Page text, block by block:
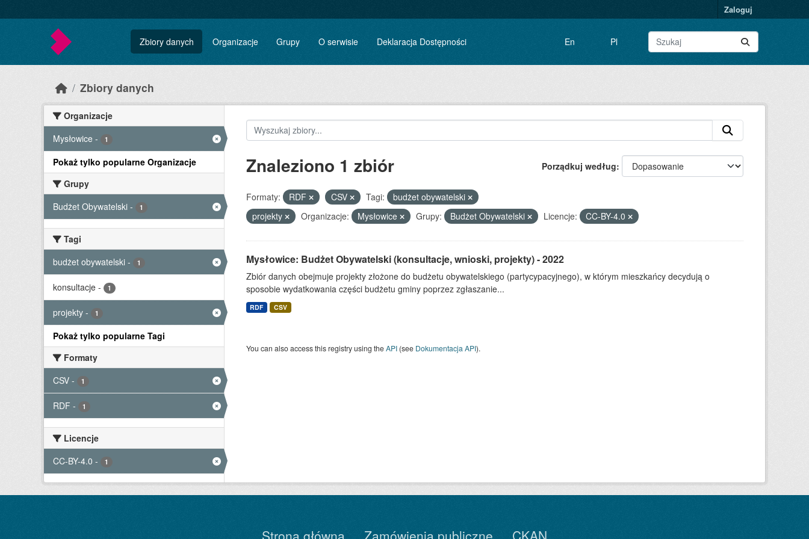
Zaloguj
Zbiory danych Organizacje Grupy O serwisie Deklaracja Dostępności En Pl
Zbiory danych
Organizacje
Mysłowice - 1
Pokaż tylko popularne Organizacje
Grupy
Budżet Obywatelski - 1
Tagi
budżet obywatelski - 1
konsultacje - 1
projekty - 1
Pokaż tylko popularne Tagi
Formaty
CSV - 1
RDF - 1
Licencje
CC-BY-4.0 - 1
Porządkuj według
Znaleziono 1 zbiór
Formaty: RDF CSV Tagi:
budżet obywatelski
projekty
Organizacje: Mysłowice Grupy: Budżet Obywatelski Licencje: CC-BY-4.0
Mysłowice: Budżet Obywatelski (konsultacje, wnioski, projekty) - 2022
Zbiór danych obejmuje projekty złożone do budżetu obywatelskiego (partycypacyjnego), w którym mieszkańcy decydują o
sposobie wydatkowania części budżetu gminy poprzez zgłaszanie...
RDF CSV
You can also access this registry using theAPI(see Dokumentacja API).
Strona główna Zamówienia publiczne CKAN